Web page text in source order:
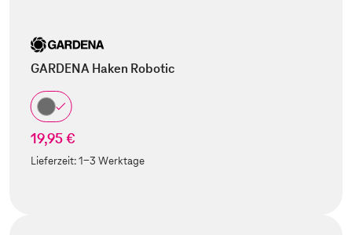
GARDENA Haken Robotic
19,95 €
Lieferzeit:1-3 Werktage